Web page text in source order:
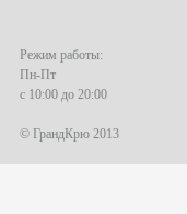
Режим работы:
Пн-Пт
с 10:00 до 20:00
© ГрандКрю 2013